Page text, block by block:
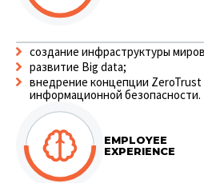
cоздание инфраструктуры
развитие Big data;
внедрение концепции ZeroTrust
информационной безопасности.
EMPLOYEE
EXPERIENCE